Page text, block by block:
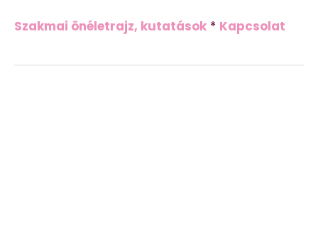
Szakmai önéletrajz, kutatások * Kapcsolat